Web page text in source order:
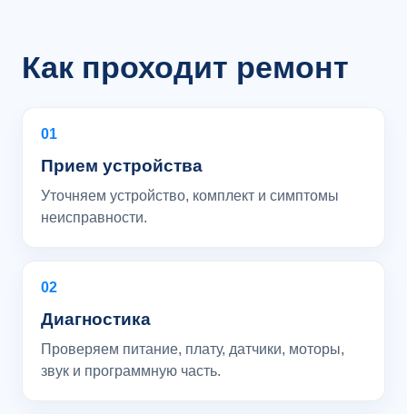
Как проходит ремонт
01
Прием устройства
Уточняем устройство, комплект и симптомы
неисправности.
02
Диагностика
Проверяем питание, плату, датчики, моторы,
звук и программную часть.